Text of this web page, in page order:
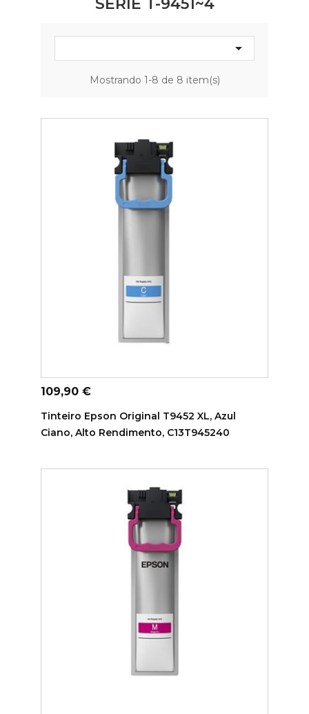

Mostrando 1-8 de 8 item(s)
ADICIONAR AO CARRINHO
Preço
109,90 €
Tinteiro Epson Original T9452 XL, Azul
Ciano, Alto Rendimento, C13T945240